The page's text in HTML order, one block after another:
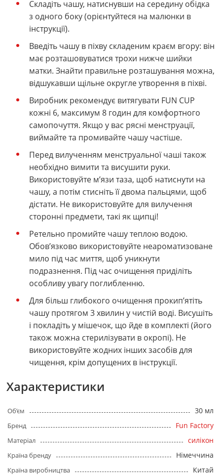
Складіть чашу, натиснувши на середину обідка
з одного боку (орієнтуйтеся на малюнки в
інструкції).
Введіть чашу в піхву складеним краєм вгору: він
має розташовуватися трохи нижче шийки
матки. Знайти правильне розташування можна,
відшукавши щільне округле утворення в піхві.
Виробник рекомендує витягувати FUN CUP
кожні 6, максимум 8 годин для комфортного
самопочуття. Якщо у вас рясні менструації,
виймайте та промивайте чашу частіше.
Перед вилученням менструальної чаші також
необхідно вимити та висушити руки.
Використовуйте м’язи таза, щоб натиснути на
чашу, а потім стисніть її двома пальцями, щоб
дістати. Не використовуйте для вилучення
сторонні предмети, такі як щипці!
Ретельно промийте чашу теплою водою.
Обов’язково використовуйте неароматизоване
мило під час миття, щоб уникнути
подразнення. Під час очищення приділіть
особливу увагу поглибленню.
Для більш глибокого очищення прокип’ятіть
чашу протягом 3 хвилин у чистій воді. Висушіть
і покладіть у мішечок, що йде в комплекті (його
також можна стерилізувати в окропі). Не
використовуйте жодних інших засобів для
чищення, крім допущених в інструкції.
Характеристики
Об’єм 30 мл
Бренд Fun Factory
Матеріал силікон
Країна бренду Німеччина
Країна виробництва Китай